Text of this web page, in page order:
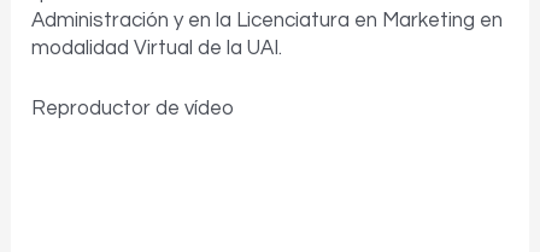
Administración y en la Licenciatura en Marketing en
modalidad Virtual de la UAI.
Reproductor de vídeo